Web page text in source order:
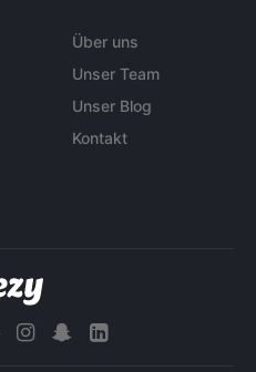
Über uns
Unser Team
Unser Blog
Kontakt